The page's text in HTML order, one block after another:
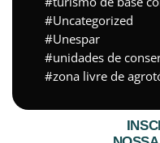
Uncategorized
Unespar
unidades de
zona livre de